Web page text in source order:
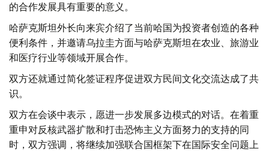
的合作发展具有重要的意义。
哈萨克斯坦外长向来宾介绍了当前哈国为投资者创造的各种
便利条件，并邀请乌拉圭方面与哈萨克斯坦在农业、旅游业
和医疗行业等领域开展合作。
双方还就通过简化签证程序促进双方民间文化交流达成了共
识。
双方在会谈中表示，愿进一步发展多边模式的对话。在着重
重申对反核武器扩散和打击恐怖主义方面努力的支持的同
时，双方强调，将继续加强联合国框架下在国际安全问题上